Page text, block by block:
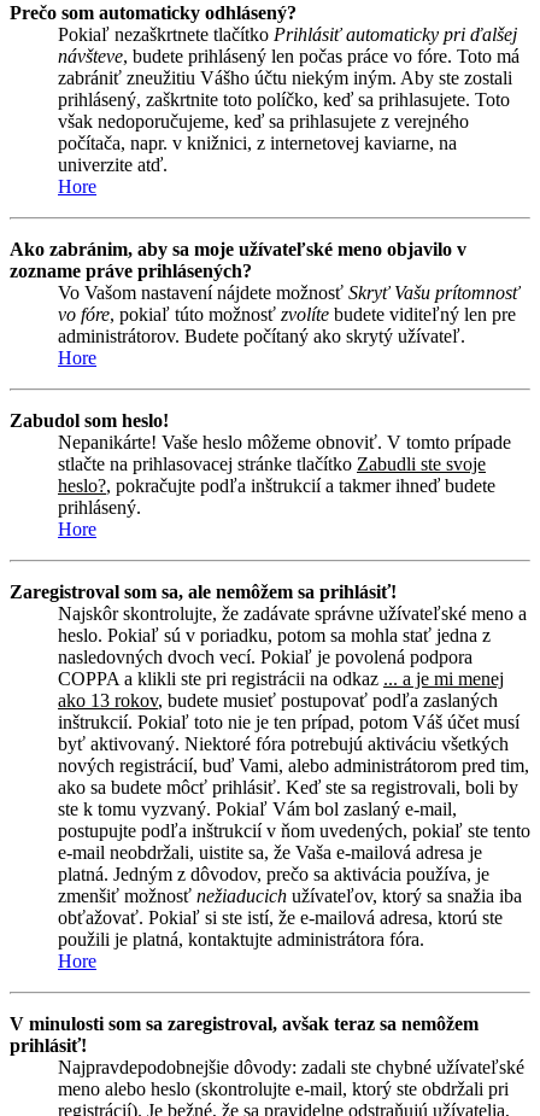
Prečo som automaticky odhlásený?
Pokiaľ nezaškrtnete tlačítko Prihlásiť automaticky pri ďalšej
návšteve, budete prihlásený len počas práce vo fóre. Toto má
zabrániť zneužitiu Vášho účtu niekým iným. Aby ste zostali
prihlásený, zaškrtnite toto políčko, keď sa prihlasujete. Toto
však nedoporučujeme, keď sa prihlasujete z verejného
počítača, napr. v knižnici, z internetovej kaviarne, na
univerzite atď.
Hore
Ako zabránim, aby sa moje užívateľské meno objavilo v
zozname práve prihlásených?
Vo Vašom nastavení nájdete možnosť Skryť Vašu prítomnosť
vo fóre, pokiaľ túto možnosť zvolíte budete viditeľný len pre
administrátorov. Budete počítaný ako skrytý užívateľ.
Hore
Zabudol som heslo!
Nepanikárte! Vaše heslo môžeme obnoviť. V tomto prípade
stlačte na prihlasovacej stránke tlačítko Zabudli ste svoje
heslo?, pokračujte podľa inštrukcií a takmer ihneď budete
prihlásený.
Hore
Zaregistroval som sa, ale nemôžem sa prihlásiť!
Najskôr skontrolujte, že zadávate správne užívateľské meno a
heslo. Pokiaľ sú v poriadku, potom sa mohla stať jedna z
nasledovných dvoch vecí. Pokiaľ je povolená podpora
COPPA a klikli ste pri registrácii na odkaz ... a je mi menej
ako 13 rokov, budete musieť postupovať podľa zaslaných
inštrukcií. Pokiaľ toto nie je ten prípad, potom Váš účet musí
byť aktivovaný. Niektoré fóra potrebujú aktiváciu všetkých
nových registrácií, buď Vami, alebo administrátorom pred tim,
ako sa budete môcť prihlásiť. Keď ste sa registrovali, boli by
ste k tomu vyzvaný. Pokiaľ Vám bol zaslaný e-mail,
postupujte podľa inštrukcií v ňom uvedených, pokiaľ ste tento
e-mail neobdržali, uistite sa, že Vaša e-mailová adresa je
platná. Jedným z dôvodov, prečo sa aktivácia používa, je
zmenšiť možnosť nežiaducich užívateľov, ktorý sa snažia iba
obťažovať. Pokiaľ si ste istí, že e-mailová adresa, ktorú ste
použili je platná, kontaktujte administrátora fóra.
Hore
V minulosti som sa zaregistroval, avšak teraz sa nemôžem
prihlásiť!
Najpravdepodobnejšie dôvody: zadali ste chybné užívateľské
meno alebo heslo (skontrolujte e-mail, ktorý ste obdržali pri
registrácií). Je bežné, že sa pravidelne odstraňujú užívatelia,